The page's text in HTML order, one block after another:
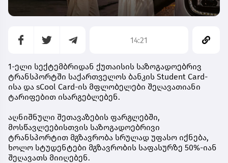
14:21
1-ელი სექტემბრიდან ქუთაისის საზოგადოებრივ
ტრანსპორტში საქართველოს ბანკის Student Card-
ისა და sCool Card-ის მფლობელები შეღავათიანი
ტარიფებით ისარგებლებენ.
აღნიშნული შეთავაზების ფარგლებში,
მოსწავლეებისთვის საზოგადოებრივი
ტრანსპორტით მგზავრობა სრულად უფასო იქნება,
ხოლო სტუდენტები მგზავრობის საფასურზე 50%-იან
შეღავათს მიიღებენ.